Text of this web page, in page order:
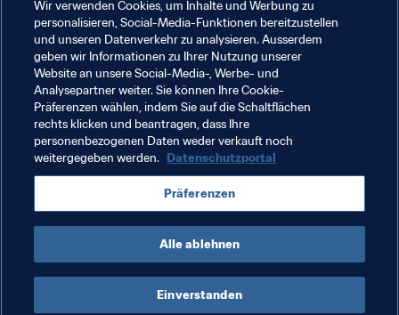
Concacaf Brazil CONMEBOL Colombia
Denmark Ecuador El Salvador Fiji
Japan AFC Kyrgyz Republic Laos
Madagascar CAF Russia Rwanda
Saudi Arabia Scotland Suriname Togo
Trinidad and Tobago Türkiye Switzerland
Wir verwenden Cookies, um Inhalte und Werbung zu
personalisieren, Social-Media-Funktionen bereitzustellen
und unseren Datenverkehr zu analysieren. Ausserdem
geben wir Informationen zu Ihrer Nutzung unserer
Website an unsere Social-Media-, Werbe- und
Analysepartner weiter. Sie können Ihre Cookie-
Präferenzen wählen, indem Sie auf die Schaltflächen
rechts klicken und beantragen, dass Ihre
personenbezogenen Daten weder verkauft noch
weitergegeben werden. Datenschutzportal
Präferenzen
Alle ablehnen
Einverstanden